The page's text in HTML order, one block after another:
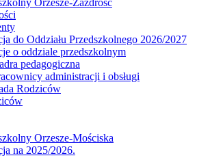
Orzesze-Zazdrość
do Oddziału Przedszkolnego 2026/2027
o oddziale przedszkolnym
pedagogiczna
administracji i obsługi
Rodziców
Orzesze-Mościska
na 2025/2026.